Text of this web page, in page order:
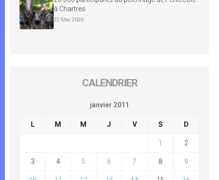
à Chartres
22 Mai 2026
CALENDRIER
janvier 2011
L M M J V S D
1 2
3 4 5 6 7 8 9